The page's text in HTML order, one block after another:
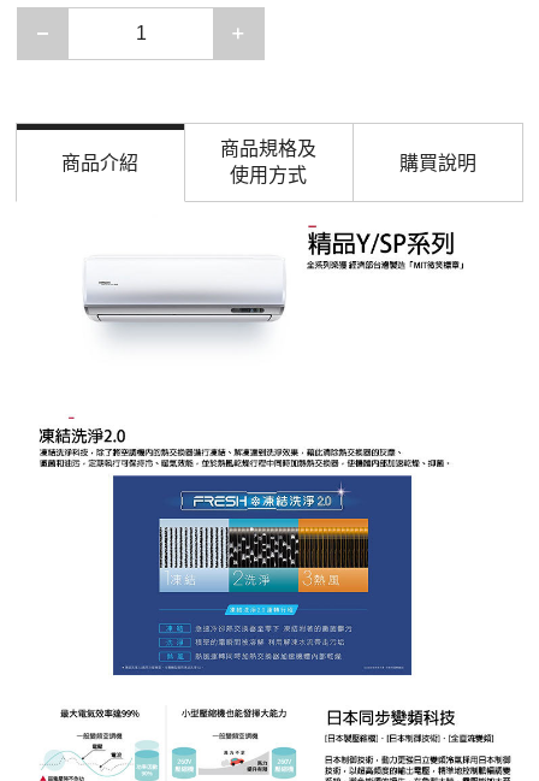
減少一項
商品介紹
商品規格及
使用方式
購買說明